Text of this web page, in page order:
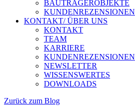
BAUTRÄGEROBJEKTE
KUNDENREZENSIONEN
KONTAKT/ ÜBER UNS
KONTAKT
TEAM
KARRIERE
KUNDENREZENSIONEN
NEWSLETTER
WISSENSWERTES
DOWNLOADS
Zurück zum Blog